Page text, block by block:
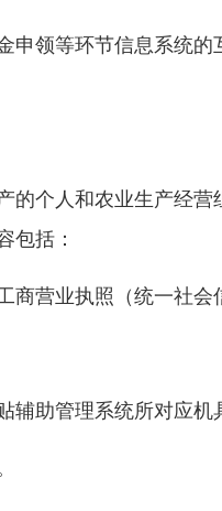
领等环节信息系统
个人和农业生产经
包括：
商营业执照（统一社
辅助管理系统所对应